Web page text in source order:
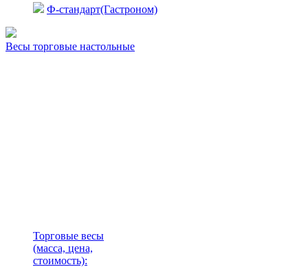
Ф-стандарт(Гастроном)
Весы торговые настольные
Торговые весы
(масса, цена,
стоимость):